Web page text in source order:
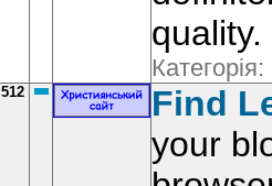
quality.
Категорія:
512
Find
your